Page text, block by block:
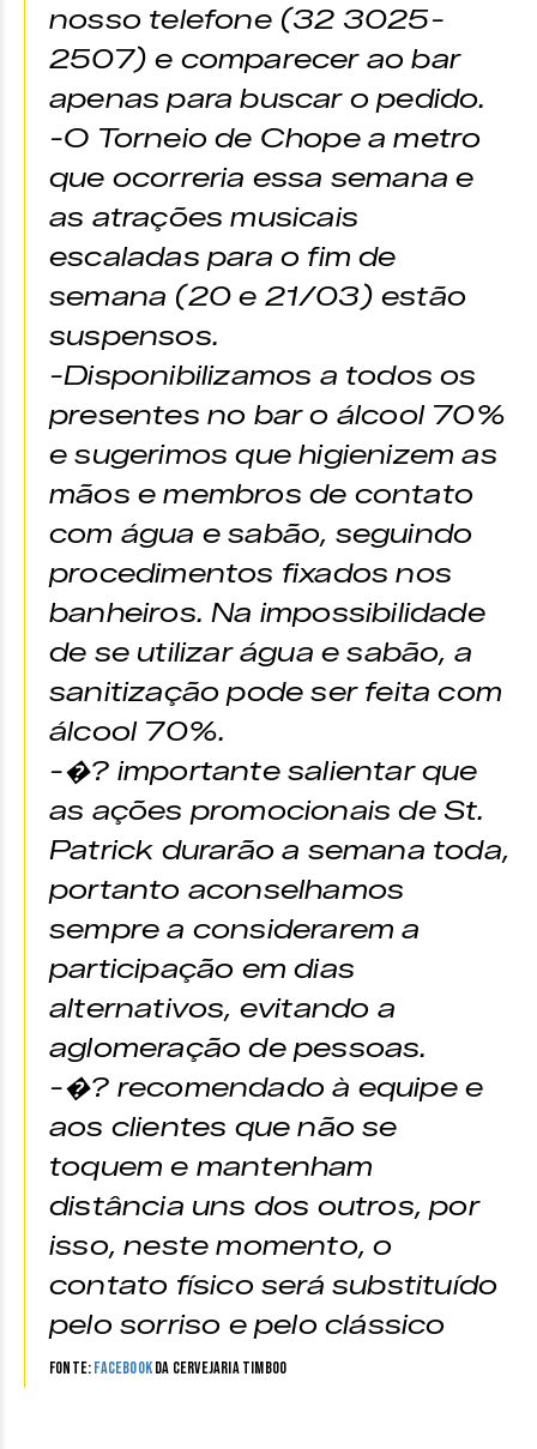
nosso telefone (32 3025-
2507) e comparecer ao bar
apenas para buscar o pedido.
-O Torneio de Chope a metro
que ocorreria essa semana e
as atrações musicais
escaladas para o fim de
semana (20 e 21/03) estão
suspensos.
-Disponibilizamos a todos os
presentes no bar o álcool 70%
e sugerimos que higienizem as
mãos e membros de contato
com água e sabão, seguindo
procedimentos fixados nos
banheiros. Na impossibilidade
de se utilizar água e sabão, a
sanitização pode ser feita com
álcool 70%.
-�? importante salientar que
as ações promocionais de St.
Patrick durarão a semana toda,
portanto aconselhamos
sempre a considerarem a
participação em dias
alternativos, evitando a
aglomeração de pessoas.
-�? recomendado à equipe e
aos clientes que não se
toquem e mantenham
distância uns dos outros, por
isso, neste momento, o
contato físico será substituído
pelo sorriso e pelo clássico
Fonte:Facebookda Cervejaria Timboo